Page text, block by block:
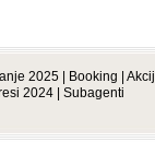
2025| Booking
2024| Subagenti